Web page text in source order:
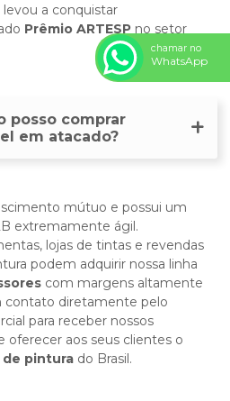
a conquistar
Prêmio ARTESP no setor
posso comprar
em atacado?
mútuo e possui um
extremamente ágil.
lojas de tintas e revendas
podem adquirir nossa linha
com margens altamente
contato diretamente pelo
para receber nossos
oferecer aos seus clientes o
pintura do Brasil.
chamar no
WhatsApp